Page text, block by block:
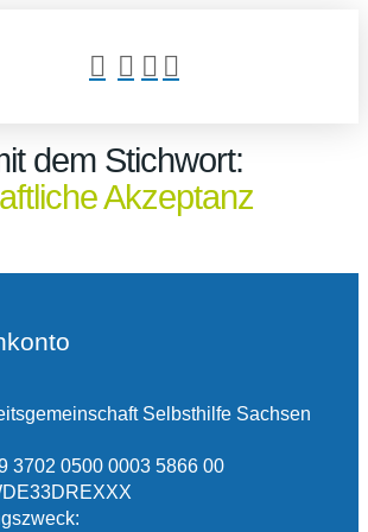
dem Stichwort:
Akzeptanz
Selbsthilfe Sachsen
3702 0500 0003 5866 00